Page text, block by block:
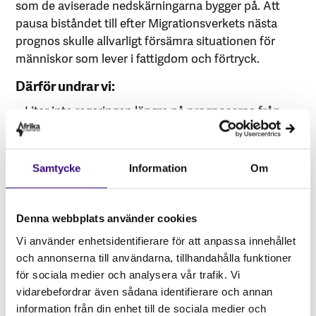
Samtycke Information Om
Denna webbplats använder cookies
Vi använder enhetsidentifierare för att anpassa innehållet
och annonserna till användarna, tillhandahålla funktioner
för sociala medier och analysera vår trafik. Vi
vidarebefordrar även sådana identifierare och annan
information från din enhet till de sociala medier och
som de aviserade nedskärningarna bygger på. Att
pausa biståndet till efter Migrationsverkets nästa
prognos skulle allvarligt försämra situationen för
människor som lever i fattigdom och förtryck.
Därför undrar vi:
– Litar inte regeringen längre på prognoserna från
Migrationsverket som underlag för beslut om
avräkningar från det internationella biståndet?
– Varför ändrar regeringen inte utbetalningstaket på
biståndsanslaget snarast möjligt när det nu finns en
kostnaderna för flyktingmottagandet beräknas bli
fyra miljarder kronor lägre?
– Om beslutet att skära ner det internationella
biståndet med totalt 9,2 miljarder kronor de facto
byggde på marsscenariot från Migrationsverket,